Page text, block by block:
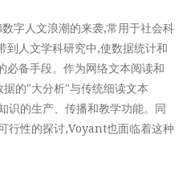
字人文浪潮的来袭,常用于社会科
到人文学科研究中,使数据统计和
必备手段。作为网络文本阅读和
的"大分析"与传统细读文本
识的生产、传播和教学功能。同
行性的探讨,Voyant也面临着这种